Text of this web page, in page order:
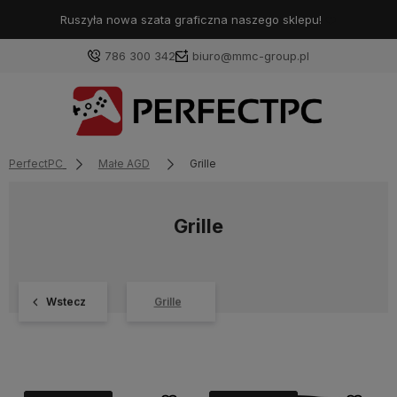
Ruszyła nowa szata graficzna naszego sklepu!
786 300 342 biuro@mmc-group.pl
PerfectPC Małe AGD Grille
Grille
Wstecz Grille